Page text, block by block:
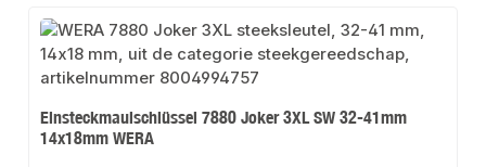
Einsteckmaulschlüssel 7880 Joker 3XL SW 32-41mm
14x18mm WERA